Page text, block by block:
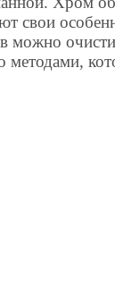
свои
можно